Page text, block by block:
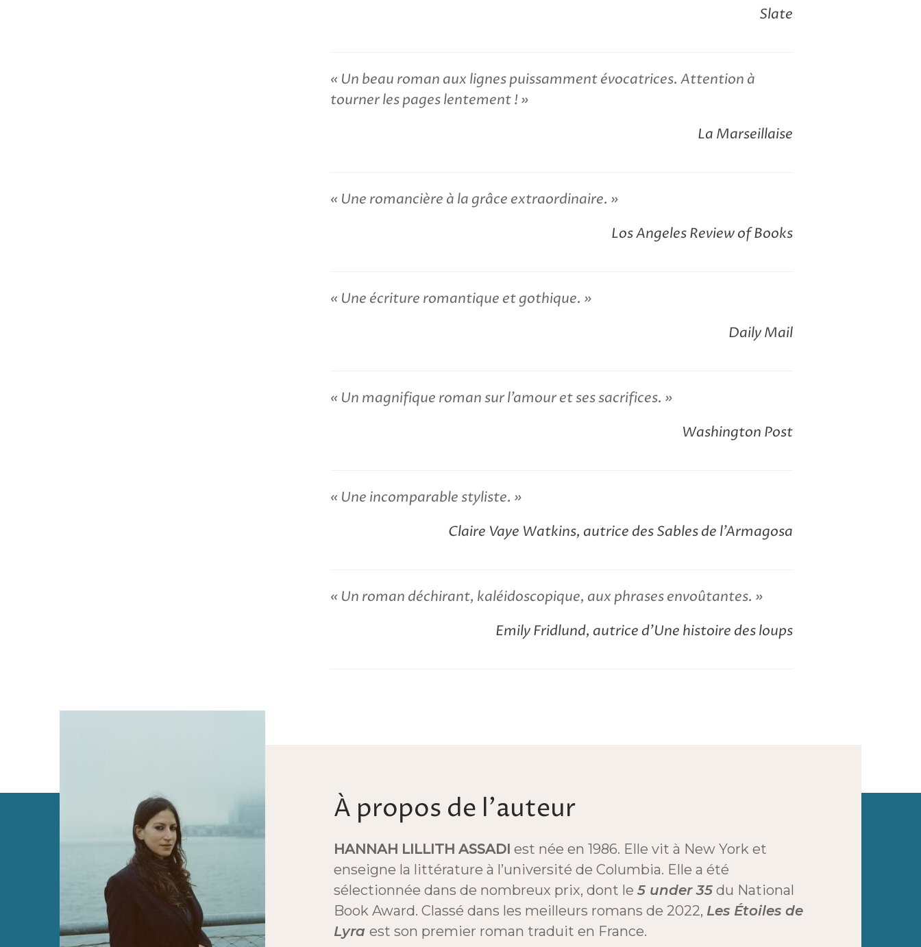
Slate
Un beau roman aux lignes puissamment évocatrices. Attention à
tourner les pages lentement !
La Marseillaise
Une romancière à la grâce extraordinaire.
Los Angeles Review of Books
Une écriture romantique et gothique.
Daily Mail
Un magnifique roman sur l’amour et ses sacrifices.
Washington Post
Une incomparable styliste.
Claire Vaye Watkins, autrice des Sables de l’Armagosa
Un roman déchirant, kaléidoscopique, aux phrases envoûtantes.
Emily Fridlund, autrice d’Une histoire des loups
À propos de l'auteur
HANNAH LILLITH ASSADI est née en 1986. Elle vit à New York et
enseigne la littérature à l’université de Columbia. Elle a été
sélectionnée dans de nombreux prix, dont le 5 under 35 du National
Book Award. Classé dans les meilleurs romans de 2022, Les Étoiles de
Lyra est son premier roman traduit en France.